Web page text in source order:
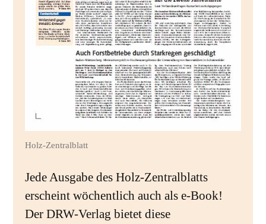
Holz-Zentralblatt
Jede Ausgabe des Holz-Zentralblatts
erscheint wöchentlich auch als e-Book!
Der DRW-Verlag bietet diese